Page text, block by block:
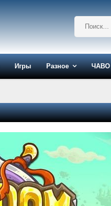
Игры Разное ЧАВО